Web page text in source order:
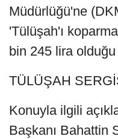
Müdürlüğü'ne
'Tülüşah'ı
bin 245 lira
TÜLÜŞAH
Konuyla ilgili
Başkanı Bahattin